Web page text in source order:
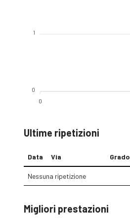
1
0
0
Ultime ripetizioni
Data Via Grado
Nessuna ripetizione
Migliori prestazioni